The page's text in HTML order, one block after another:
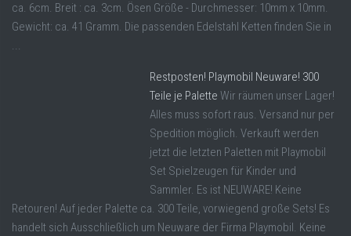
ca. 6cm. Breit : ca. 3cm. Ösen Größe - Durchmesser: 10mm x 10mm.
Gewicht: ca. 41 Gramm. Die passenden Edelstahl Ketten finden Sie in
...
Restposten! Playmobil Neuware! 300
Teile je Palette Wir räumen unser Lager!
Alles muss sofort raus. Versand nur per
Spedition möglich. Verkauft werden
jetzt die letzten Paletten mit Playmobil
Set Spielzeugen für Kinder und
Sammler. Es ist NEUWARE! Keine
Retouren! Auf jeder Palette ca. 300 Teile, vorwiegend große Sets! Es
handelt sich Ausschließlich um Neuware der Firma Playmobil. Keine